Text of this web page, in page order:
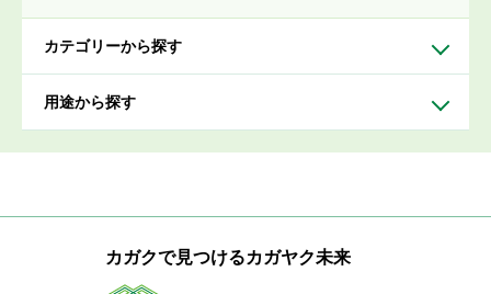
カテゴリーから探す
用途から探す
カガクで見つけるカガヤク未来